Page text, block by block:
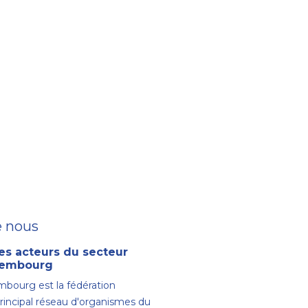
nous
acteurs du secteur
est la fédération
réseau d'organismes du